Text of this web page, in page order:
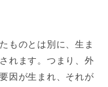
ものとは別に、生ま
れます。つまり、外
因が生まれ、それが